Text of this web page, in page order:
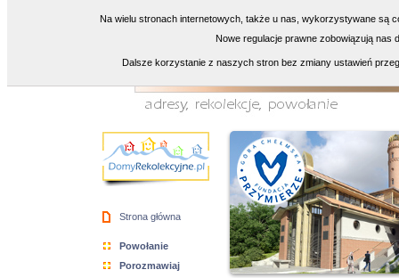
Strona główna
Powołanie
Porozmawiaj
Na wielu stronach internetowych, także u nas, wykorzystywane są
Nowe regulacje prawne zobowiązują nas
Dalsze korzystanie z naszych stron bez zmiany ustawień